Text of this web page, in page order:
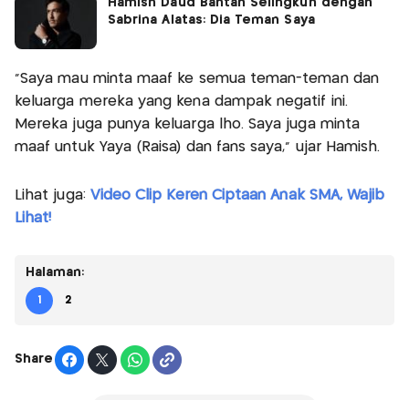
Hamish Daud Bantah Selingkuh dengan
Sabrina Alatas: Dia Teman Saya
“Saya mau minta maaf ke semua teman-teman dan
keluarga mereka yang kena dampak negatif ini.
Mereka juga punya keluarga lho. Saya juga minta
maaf untuk Yaya (Raisa) dan fans saya,” ujar Hamish.
Lihat juga: Video Clip Keren Ciptaan Anak SMA, Wajib
Lihat!
Halaman:
1 2
Share